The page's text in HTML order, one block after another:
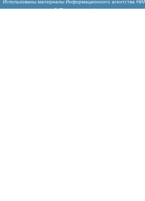
Использованы материалы Информационного агентства
массовых коммуникаций (Роскомнадзор)